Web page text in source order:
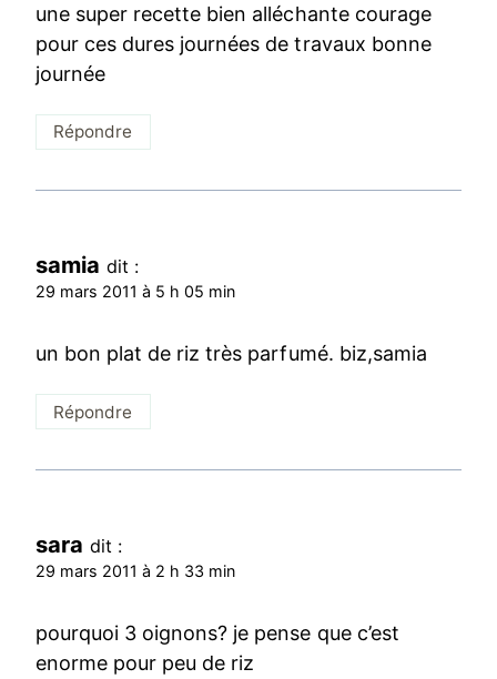
une super recette bien alléchante courage
pour ces dures journées de travaux bonne
journée
Répondre
samia dit :
29 mars 2011 à 5 h 05 min
un bon plat de riz très parfumé. biz,samia
Répondre
sara dit :
29 mars 2011 à 2 h 33 min
pourquoi 3 oignons? je pense que c’est
enorme pour peu de riz